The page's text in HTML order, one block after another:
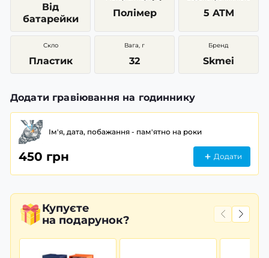
Від
батарейки
Полімер 5 ATM
Скло
Пластик
Вага, г
32
Бренд
Skmei
Додати гравіювання на годиннику
Ім'я, дата, побажання - пам'ятно на роки
450 грн Додати
Купуєте
на подарунок?